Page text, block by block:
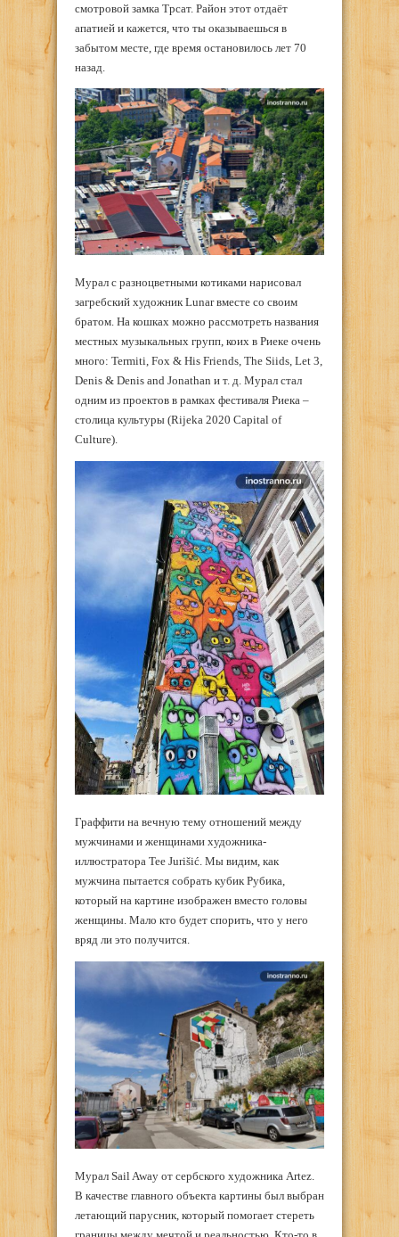
смотровой замка Трсат. Район этот отдаёт
апатией и кажется, что ты оказываешься в
забытом месте, где время остановилось лет 70
назад.
Мурал с разноцветными котиками нарисовал
загребский художник Lunar вместе со своим
братом. На кошках можно рассмотреть названия
местных музыкальных групп, коих в Риеке очень
много: Termiti, Fox & His Friends, The Siids, Let 3,
Denis & Denis and Jonathan и т. д. Мурал стал
одним из проектов в рамках фестиваля Риека –
столица культуры (Rijeka 2020 Capital of
Culture).
Граффити на вечную тему отношений между
мужчинами и женщинами художника-
иллюстратора Tee Jurišić. Мы видим, как
мужчина пытается собрать кубик Рубика,
который на картине изображен вместо головы
женщины. Мало кто будет спорить, что у него
вряд ли это получится.
Мурал Sail Away от сербского художника Artez.
В качестве главного объекта картины был выбран
летающий парусник, который помогает стереть